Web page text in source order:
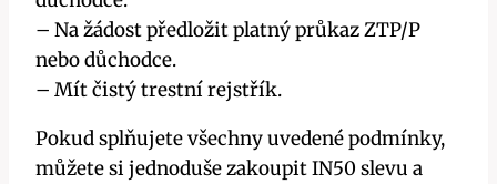
– Na žádost předložit platný průkaz ZTP/P
nebo důchodce.
– Mít čistý trestní rejstřík.
Pokud splňujete všechny uvedené podmínky,
můžete si jednoduše zakoupit IN50 slevu a